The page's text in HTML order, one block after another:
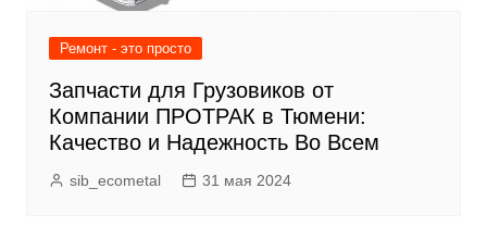
Ремонт - это просто
Запчасти для Грузовиков от
Компании ПРОТРАК в Тюмени:
Качество и Надежность Во Всем
sib_ecometal 31 мая 2024